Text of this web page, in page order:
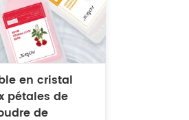
en cristal
pétales de
de